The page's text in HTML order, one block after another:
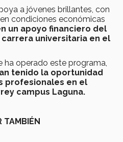
a jóvenes brillantes, con
condiciones económicas
un apoyo financiero del
carrera universitaria en el
ha operado este programa,
tenido la oportunidad
profesionales en el
campus Laguna.
TAMBIÉN